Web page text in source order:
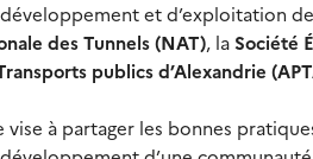
et d’exploitation
des Tunnels (NAT), laSociété
publics d’Alexandrie
vise à partager les bonnes